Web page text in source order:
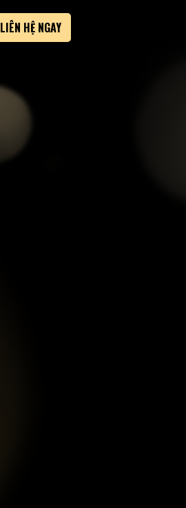
LIÊN HỆ NGAY